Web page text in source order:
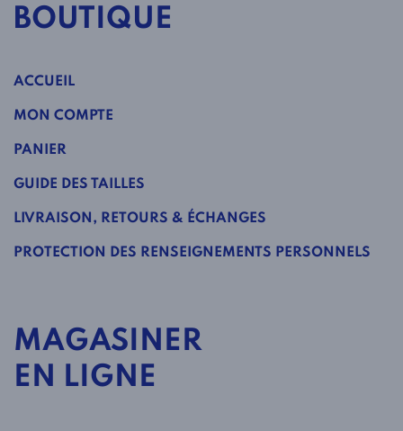
BOUTIQUE
ACCUEIL
MON COMPTE
PANIER
GUIDE DES TAILLES
LIVRAISON, RETOURS & ÉCHANGES
PROTECTION DES RENSEIGNEMENTS PERSONNELS
MAGASINER
EN LIGNE